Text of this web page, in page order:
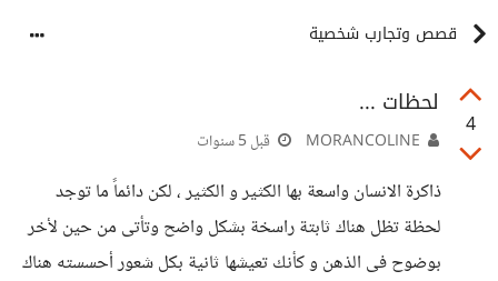
قصص وتجارب شخصية
4
لحظات ...
قبل 5 سنوات
ذاكرة الانسان واسعة بها الكثير و الكثير ، لكن دائماً ما توجد
لحظة تظل هناك ثابتة راسخة بشكل واضح وتأتى من حين لأخر
بوضوح فى الذهن و كأنك تعيشها ثانية بكل شعور أحسسته هناك